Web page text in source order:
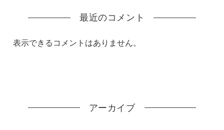
最近のコメント
表示できるコメントはありません。
アーカイブ